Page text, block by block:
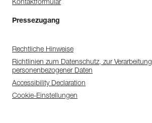
Kontaktformular
Pressezugang
Rechtliche Hinweise
Richtlinien zum Datenschutz, zur Verarbeitung
personenbezogener Daten
Accessibility Declaration
Cookie-Einstellungen